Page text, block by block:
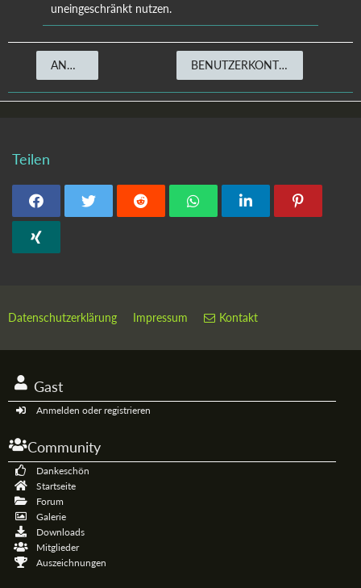
uneingeschränkt nutzen.
ANMELDEN BENUTZERKONTO ERSTELLEN
Teilen
Datenschutzerklärung Impressum Kontakt
Gast
Anmelden oder registrieren
Community
Dankeschön
Startseite
Forum
Galerie
Downloads
Mitglieder
Auszeichnungen